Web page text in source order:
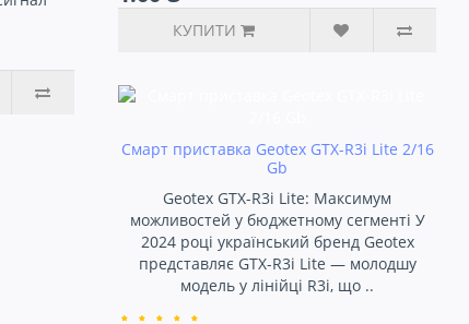
КУПИТИ
Смарт приставка Geotex GTX-R3i Lite 2/16
Gb
Geotex GTX-R3i Lite: Максимум
можливостей у бюджетному сегменті У
2024 році український бренд Geotex
представляє GTX-R3i Lite — молодшу
модель у лінійці R3i, що ..